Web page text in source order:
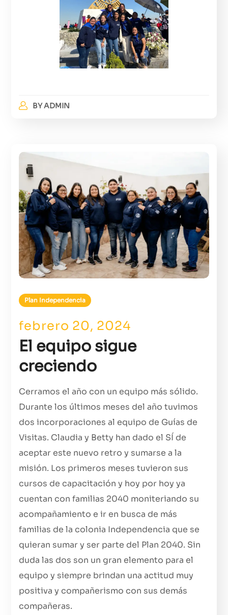
BYADMIN
Plan Independencia
febrero 20, 2024
El equipo sigue
creciendo
Cerramos el año con un equipo más sólido.
Durante los últimos meses del año tuvimos
dos incorporaciones al equipo de Guías de
Visitas. Claudia y Betty han dado el SÍ de
aceptar este nuevo retro y sumarse a la
misión. Los primeros meses tuvieron sus
cursos de capacitación y hoy por hoy ya
cuentan con familias 2040 moniteriando su
acompañamiento e ir en busca de más
familias de la colonia Independencia que se
quieran sumar y ser parte del Plan 2040. Sin
duda las dos son un gran elemento para el
equipo y siempre brindan una actitud muy
positiva y compañerismo con sus demás
compañeras.